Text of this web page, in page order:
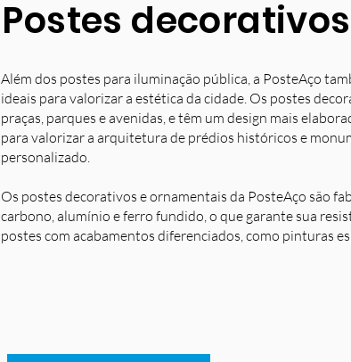
Postes
Além dos postes para iluminação pública, a PosteAço
ideais para valorizar a estética da cidade. Os postes
praças, parques e avenidas, e têm um design mais
para valorizar a arquitetura de prédios históricos e
personalizado.
Os postes decorativos e ornamentais da PosteAço são
carbono, alumínio e ferro fundido, o que garante sua
postes com acabamentos diferenciados, como pinturas